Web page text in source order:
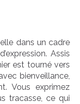
dans un cadre
Assis
est tourné vers
bienveillance,
Vous exprimez
tracasse, ce qui